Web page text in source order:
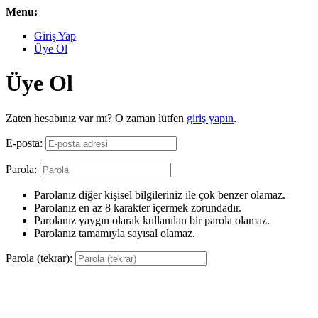
Menu:
Giriş Yap
Üye Ol
Üye Ol
Zaten hesabınız var mı? O zaman lütfen giriş yapın.
E-posta:
Parola:
Parolanız diğer kişisel bilgileriniz ile çok benzer olamaz.
Parolanız en az 8 karakter içermek zorundadır.
Parolanız yaygın olarak kullanılan bir parola olamaz.
Parolanız tamamıyla sayısal olamaz.
Parola (tekrar):